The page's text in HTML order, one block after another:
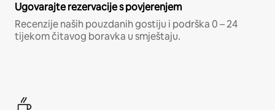
Ugovarajte rezervacije s povjerenjem
Recenzije naših pouzdanih gostiju i podrška 0 – 24
tijekom čitavog boravka u smještaju.